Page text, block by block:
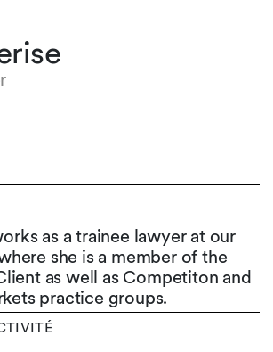
as a trainee lawyer at our
she is a member of the
as well as Competiton and
practice groups.